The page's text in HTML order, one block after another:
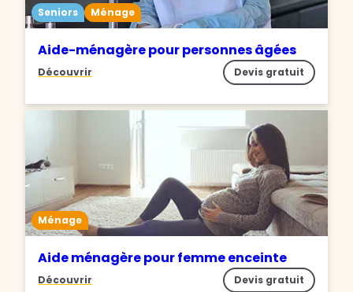
Seniors Ménage
Aide-ménagère pour personnes âgées
Découvrir Devis gratuit
Ménage
Aide ménagère pour femme enceinte
Découvrir Devis gratuit